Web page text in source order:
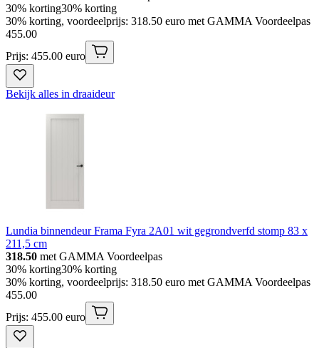
30% korting30% korting
30% korting, voordeelprijs: 318.50 euro met GAMMA Voordeelpas
455.00
Prijs: 455.00 euro
Bekijk alles in draaideur
Lundia binnendeur Frama Fyra 2A01 wit gegrondverfd stomp 83 x
211,5 cm
318.50 met GAMMA Voordeelpas
30% korting30% korting
30% korting, voordeelprijs: 318.50 euro met GAMMA Voordeelpas
455.00
Prijs: 455.00 euro